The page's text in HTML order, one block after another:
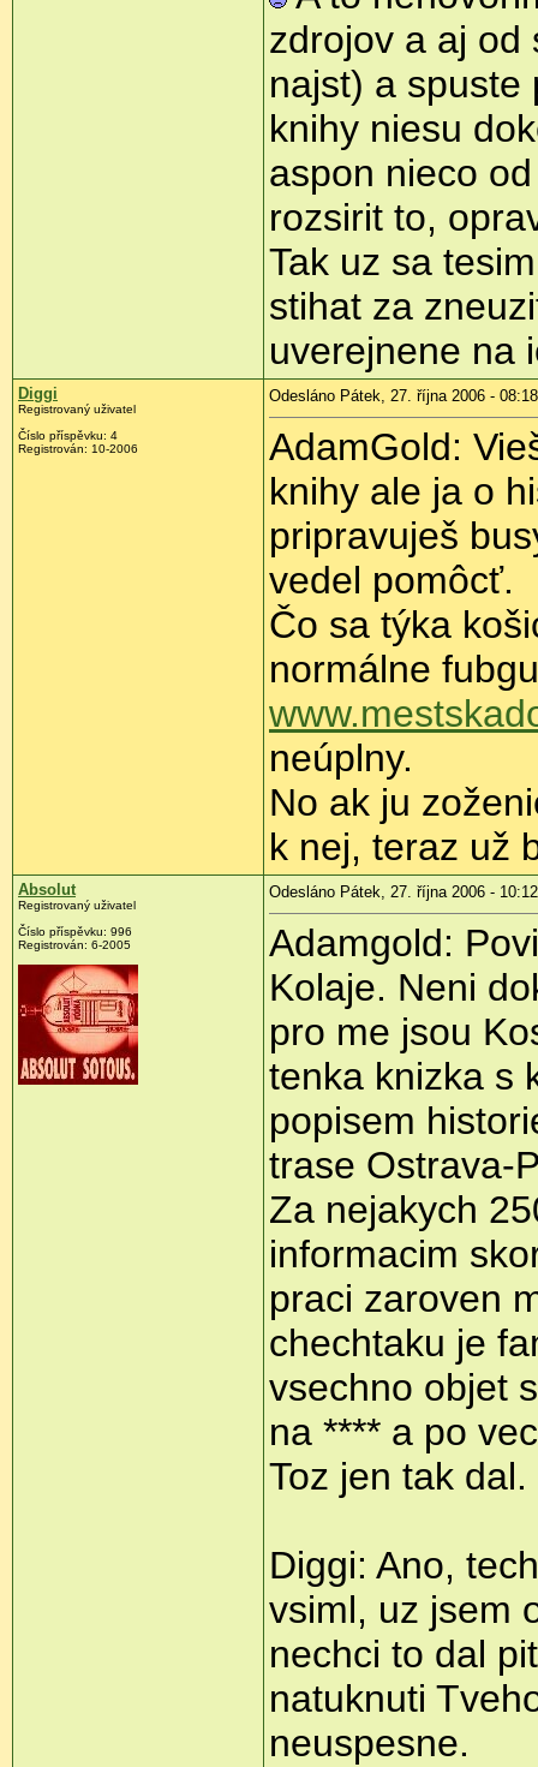
zdrojov a aj od
najst) a spuste
knihy niesu
aspon nieco
rozsirit to,
Tak uz sa
stihat za
uverejnene na
Diggi
Registrovaný uživatel
Číslo příspěvku: 4
Registrován: 10-2006
Odesláno Pátek, 27. října 2006 - 08:18
AdamGold:
knihy ale ja o
pripravuješ
vedel pomôcť.
Čo sa týka
normálne
neúplny.
No ak ju
k nej, teraz už
Absolut
Registrovaný uživatel
Číslo příspěvku: 996
Registrován: 6-2005
Odesláno Pátek, 27. října 2006 - 10:12
Adamgold:
Kolaje. Neni
pro me jsou
tenka knizka s
popisem
trase Ostrava-
Za nejakych
informacim
praci zaroven
chechtaku je
vsechno objet
na **** a po
Toz jen tak dal.
Diggi: Ano,
vsiml, uz jsem
nechci to dal
natuknuti
neuspesne.